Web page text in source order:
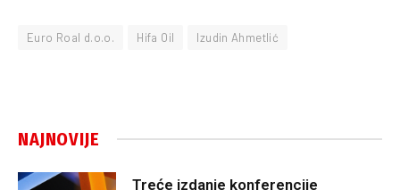
Euro Roal d.o.o. Hifa Oil Izudin Ahmetlić
NAJNOVIJE
Treće izdanje konferencije